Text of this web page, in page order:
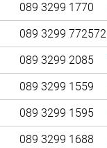
089 3299 1770
089 3299 772572
089 3299 2085
089 3299 1559
089 3299 1595
089 3299 1688